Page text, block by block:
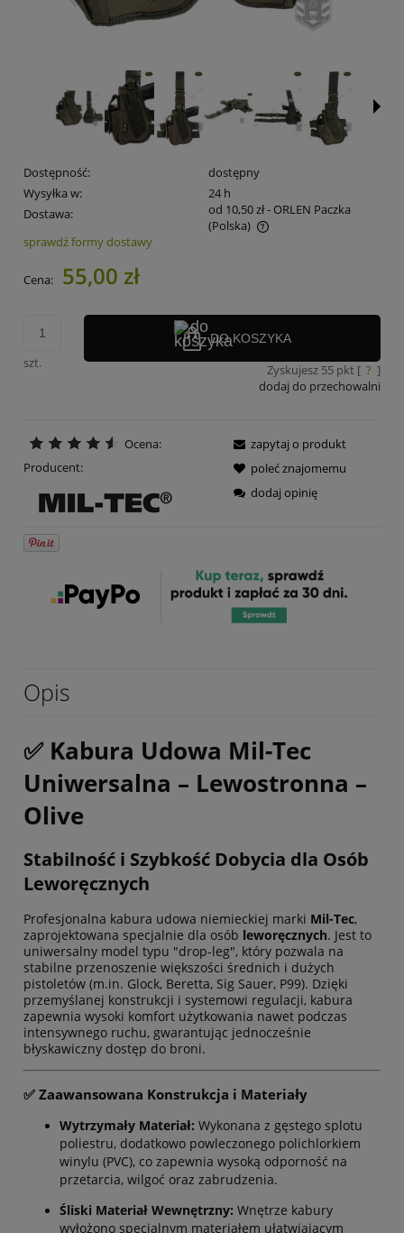
Dostępność:
dostępny
Wysyłka w:
24 h
Dostawa:
od 10,50 zł- ORLEN Paczka
(Polska)
Cena nie zawiera ewentualnych kosztów płatności
sprawdź formy dostawy
Cena: 55,00 zł
szt.
DO KOSZYKA
Zyskujesz 55pkt [ ? ]
dodaj do przechowalni
Ocena:
Producent:
zapytaj o produkt
poleć znajomemu
dodaj opinię
Opis
✅ Kabura Udowa Mil-Tec
Uniwersalna – Lewostronna –
Olive
Stabilność i Szybkość Dobycia dla Osób
Leworęcznych
Profesjonalna kabura udowa niemieckiej marki Mil-Tec,
zaprojektowana specjalnie dla osób leworęcznych. Jest to
uniwersalny model typu "drop-leg", który pozwala na
stabilne przenoszenie większości średnich i dużych
pistoletów (m.in. Glock, Beretta, Sig Sauer, P99). Dzięki
przemyślanej konstrukcji i systemowi regulacji, kabura
zapewnia wysoki komfort użytkowania nawet podczas
intensywnego ruchu, gwarantując jednocześnie
błyskawiczny dostęp do broni.
✅ Zaawansowana Konstrukcja i Materiały
Wytrzymały Materiał: Wykonana z gęstego splotu
poliestru, dodatkowo powleczonego polichlorkiem
winylu (PVC), co zapewnia wysoką odporność na
przetarcia, wilgoć oraz zabrudzenia.
Śliski Materiał Wewnętrzny: Wnętrze kabury
wyłożono specjalnym materiałem ułatwiającym